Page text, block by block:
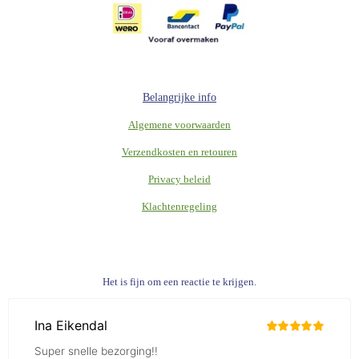
Belangrijke info
Algemene voorwaarden
Verzendkosten en retouren
Privacy beleid
Klachtenregeling
Het is fijn om een reactie te krijgen.